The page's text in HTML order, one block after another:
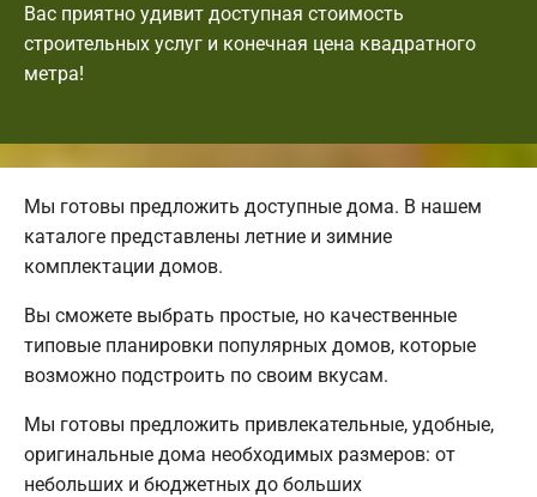
Вас приятно удивит доступная стоимость
строительных услуг и конечная цена квадратного
метра!
Мы готовы предложить доступные дома. В нашем
каталоге представлены летние и зимние
комплектации домов.
Вы сможете выбрать простые, но качественные
типовые планировки популярных домов, которые
возможно подстроить по своим вкусам.
Мы готовы предложить привлекательные, удобные,
оригинальные дома необходимых размеров: от
небольших и бюджетных до больших